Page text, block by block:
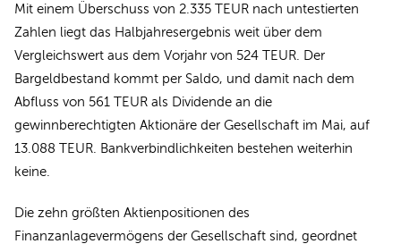
Mit einem Überschuss von 2.335 TEUR nach untestierten
Zahlen liegt das Halbjahresergebnis weit über dem
Vergleichswert aus dem Vorjahr von 524 TEUR. Der
Bargeldbestand kommt per Saldo, und damit nach dem
Abfluss von 561 TEUR als Dividende an die
gewinnberechtigten Aktionäre der Gesellschaft im Mai, auf
13.088 TEUR. Bankverbindlichkeiten bestehen weiterhin
keine.
Die zehn größten Aktienpositionen des
Finanzanlagevermögens der Gesellschaft sind, geordnet